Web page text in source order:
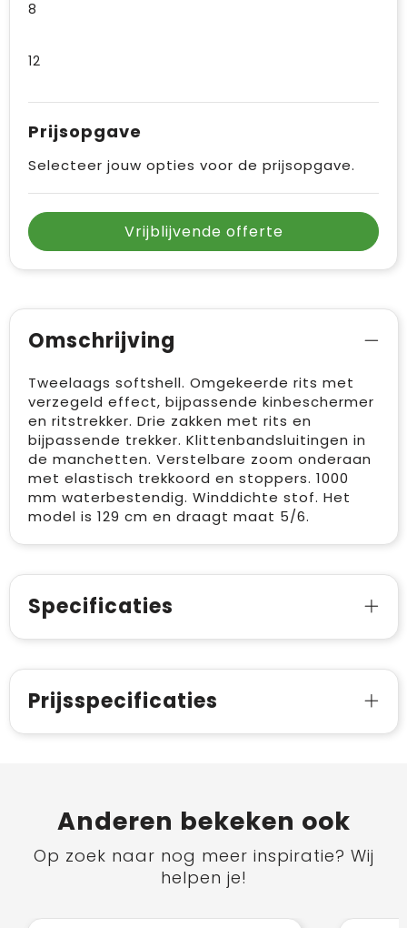
8
12
Prijsopgave
Selecteer jouw opties voor de prijsopgave.
Vrijblijvende offerte
Omschrijving
Tweelaags softshell. Omgekeerde rits met
verzegeld effect, bijpassende kinbeschermer
en ritstrekker. Drie zakken met rits en
bijpassende trekker. Klittenbandsluitingen in
de manchetten. Verstelbare zoom onderaan
met elastisch trekkoord en stoppers. 1000
mm waterbestendig. Winddichte stof. Het
model is 129 cm en draagt maat 5/6.
Specificaties
Prijsspecificaties
Anderen bekeken ook
Op zoek naar nog meer inspiratie? Wij
helpen je!